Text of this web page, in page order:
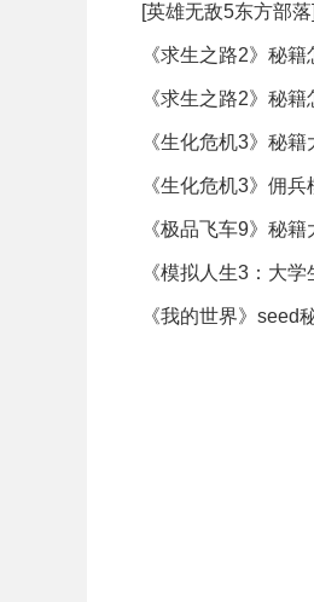
[英雄无敌5东方部
《求生之路2》秘籍
《求生之路2》秘籍
《生化危机3》秘籍
《生化危机3》佣
《极品飞车9》秘籍
《模拟人生3：大
《我的世界》seed